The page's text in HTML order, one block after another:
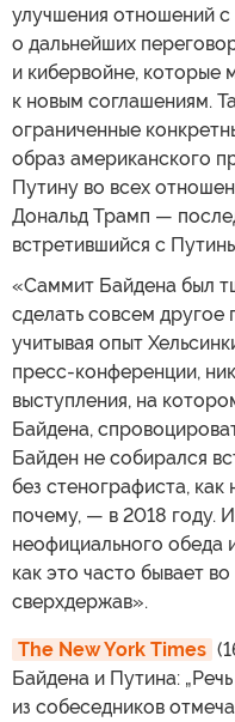
улучшения отношений
о дальнейших
и кибервойне, которые
к новым соглашениям.
ограниченные
образ американского
Путину во всех
Дональд Трамп —
встретившийся с
«Саммит Байдена был
сделать совсем другое
учитывая опыт
пресс-конференции,
выступления, на
Байдена,
Байден не собирался
без стенографиста,
почему, — в 2018 году.
неофициального обеда
как это часто бывает
сверхдержав».
The New York Times
Байдена и Путина:
из собеседников